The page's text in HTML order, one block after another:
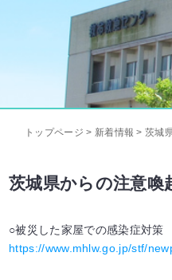
トップページ > 新着情報 >茨城
茨城県からの注意喚
○被災した家屋での感染症対策
https://www.mhlw.go.jp/stf/